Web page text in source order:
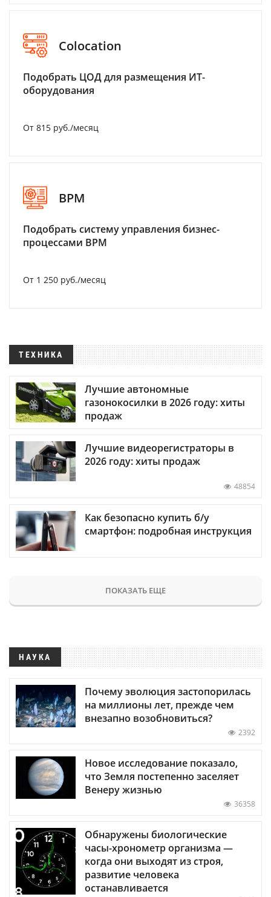
Colocation
Подобрать ЦОД для размещения ИТ-
оборудования
От 815 руб./месяц
BPM
Подобрать систему управления бизнес-
процессами BPM
От 1 250 руб./месяц
ТЕХНИКА
Лучшие автономные
газонокосилки в 2026 году: хиты
продаж
Лучшие видеорегистраторы в
2026 году: хиты продаж
48854
Как безопасно купить б/у
смартфон: подробная инструкция
ПОКАЗАТЬ ЕЩЕ
НАУКА
Почему эволюция застопорилась
на миллионы лет, прежде чем
внезапно возобновиться?
2392
Новое исследование показало,
что Земля постепенно заселяет
Венеру жизнью
36358
Обнаружены биологические
часы-хронометр организма —
когда они выходят из строя,
развитие человека
останавливается